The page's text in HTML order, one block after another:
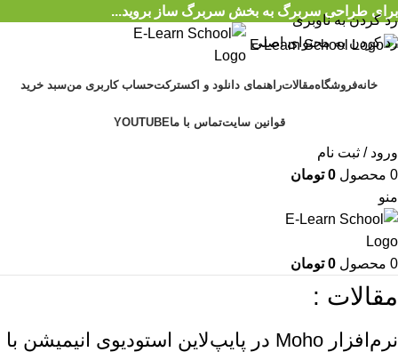
رد کردن به ناوبری
رد کردن به محتوای اصلی
برای طراحی سربرگ به بخش سربرگ ساز بروید...
خانهفروشگاهمقالاتراهنمای دانلود و اکسترکتحساب کاربری منسبد خرید
قوانین سایتتماس با ماYOUTUBE
ورود / ثبت نام
0 محصول 0 تومان
منو
0 محصول 0 تومان
مقالات :
نرم‌افزار Moho در پایپ‌لاین استودیوی انیمیشن با